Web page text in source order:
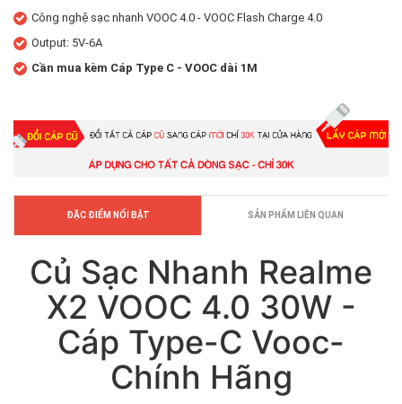
Công nghệ sạc nhanh VOOC 4.0 - VOOC Flash Charge 4.0
Output: 5V-6A
Cần mua kèm Cáp Type C - VOOC dài 1M
ĐẶC ĐIỂM NỔI BẬT SẢN PHẨM LIÊN QUAN
Củ Sạc Nhanh Realme
X2 VOOC 4.0 30W -
Cáp Type-C Vooc-
Chính Hãng